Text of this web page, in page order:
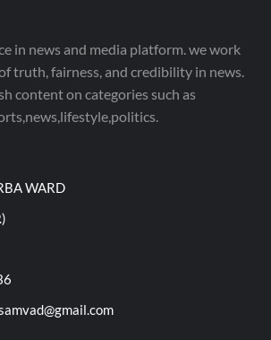
in news and media platform. we work
truth, fairness, and credibility in news.
content on categories such as
WARD